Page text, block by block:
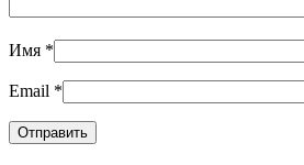
Имя *
Email *